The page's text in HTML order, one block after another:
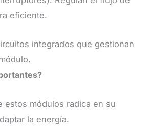
eficiente.
integrados que gestionan
estos módulos radica en su
la energía.